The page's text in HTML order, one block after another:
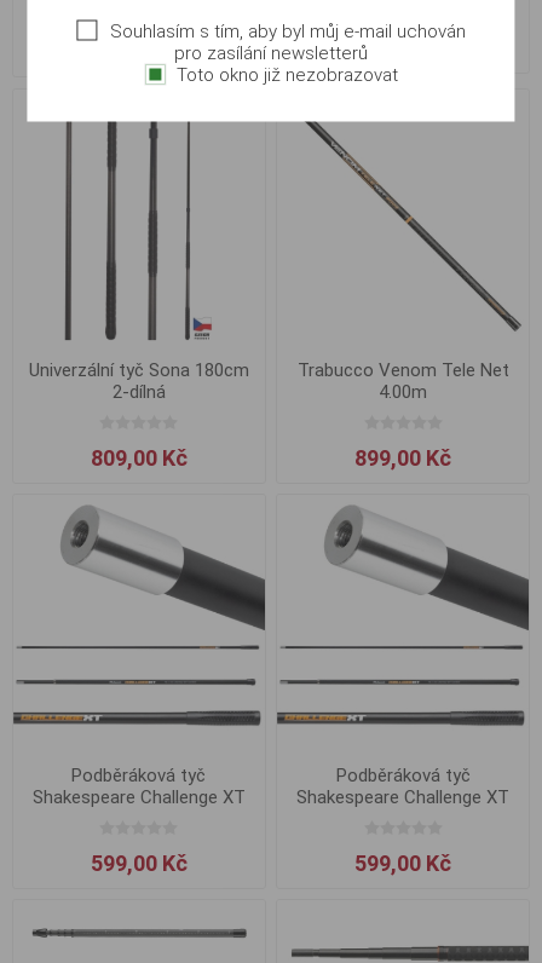
489,00 Kč 679,00 Kč
Univerzální tyč Sona 180cm
2-dílná
809,00 Kč
Trabucco Venom Tele Net
4.00m
899,00 Kč
Podběráková tyč
Shakespeare Challenge XT
599,00 Kč
Podběráková tyč
Shakespeare Challenge XT
599,00 Kč
Souhlasím s tím, aby byl můj e-mail uchován
pro zasílání newsletterů
Toto okno již nezobrazovat